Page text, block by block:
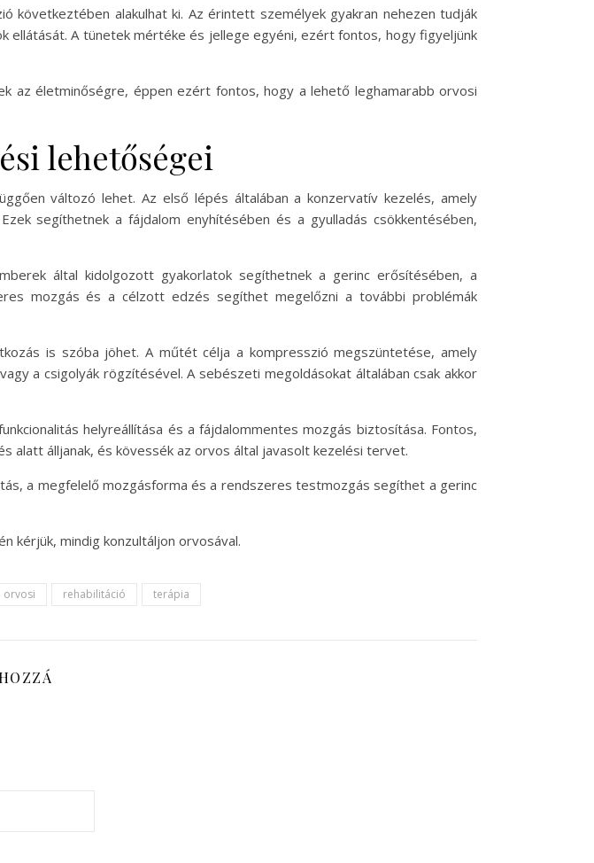
következtében alakulhat ki. Az érintett személyek gyakran nehezen tudják
ellátását. A tünetek mértéke és jellege egyéni, ezért fontos, hogy figyeljünk
az életminőségre, éppen ezért fontos, hogy a lehető leghamarabb orvosi
lehetőségei
változó lehet. Az első lépés általában a konzervatív kezelés, amely
segíthetnek a fájdalom enyhítésében és a gyulladás csökkentésében,
által kidolgozott gyakorlatok segíthetnek a gerinc erősítésében, a
mozgás és a célzott edzés segíthet megelőzni a további problémák
is szóba jöhet. A műtét célja a kompresszió megszüntetése, amely
a csigolyák rögzítésével. A sebészeti megoldásokat általában csak akkor
helyreállítása és a fájdalommentes mozgás biztosítása. Fontos,
alatt álljanak, és kövessék az orvos által javasolt kezelési tervet.
a megfelelő mozgásforma és a rendszeres testmozgás segíthet a gerinc
kérjük, mindig konzultáljon orvosával.
orvosi rehabilitáció terápia